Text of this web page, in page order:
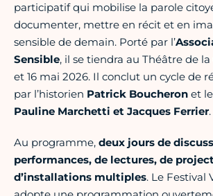
participatif qui mobilise la parole
documenter, mettre en récit et en
sensible de demain. Porté par l’
Sensible, il se tiendra au Théâtre de la
et 16 mai 2026. Il conclut un cycle de
par l’historien Patrick Boucheron et
Pauline Marchetti et Jacques Ferrier.
Au programme, deux jours de
performances, de lectures, de
d’installations multiples. Le Festival